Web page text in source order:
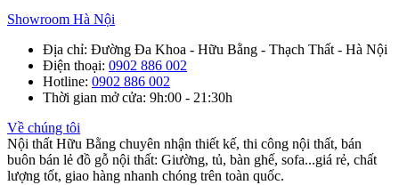
Showroom Hà Nội
Địa chỉ: Đường Đa Khoa - Hữu Bằng - Thạch Thất - Hà Nội
Điện thoại: 0902 886 002
Hotline: 0902 886 002
Thời gian mở cửa: 9h:00 - 21:30h
Về chúng tôi
Nội thất Hữu Bằng chuyên nhận thiết kế, thi công nội thất, bán
buôn bán lẻ đồ gỗ nội thất: Giường, tủ, bàn ghế, sofa...giá rẻ, chất
lượng tốt, giao hàng nhanh chóng trên toàn quốc.